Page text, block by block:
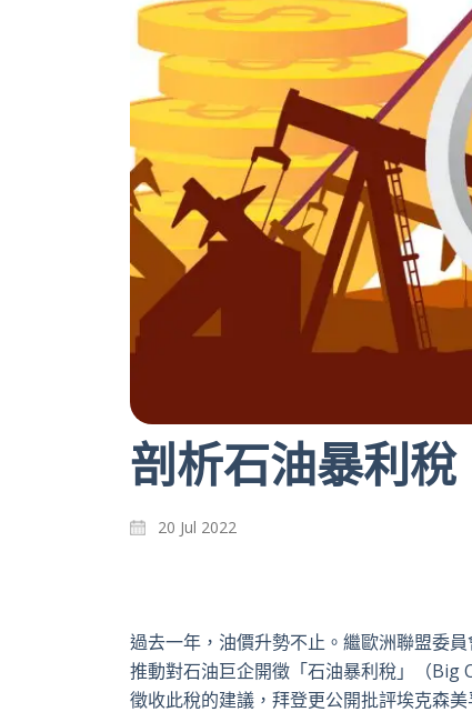
剖析石油暴利稅
20 Jul 2022
過去一年，油價升勢不止。繼歐洲聯盟委
推動對石油巨企開徵「石油暴利稅」（
徵收此稅的建議，拜登更公開批評埃克森